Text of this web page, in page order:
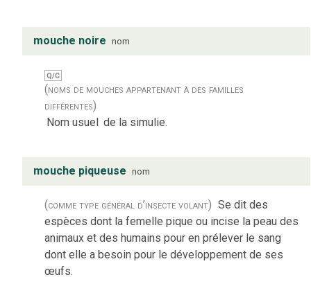
mouche noire nom
Q/C
(noms de mouches appartenant à des familles
différentes)
Nom usuel de la simulie.
mouche piqueuse nom
(comme type général d’insecte volant) Se dit des
espèces dont la femelle pique ou incise la peau des
animaux et des humains pour en prélever le sang
dont elle a besoin pour le développement de ses
œufs.